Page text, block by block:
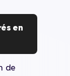
en
de